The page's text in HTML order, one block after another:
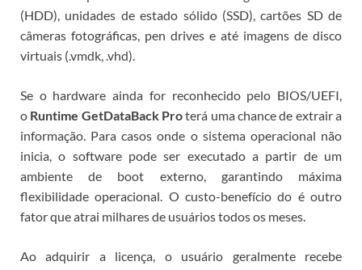
(HDD), unidades de estado sólido (SSD), cartões SD de
câmeras fotográficas, pen drives e até imagens de disco
virtuais (.vmdk, .vhd).
Se o hardware ainda for reconhecido pelo BIOS/UEFI,
o Runtime GetDataBack Proterá uma chance de extrair a
informação. Para casos onde o sistema operacional não
inicia, o software pode ser executado a partir de um
ambiente de boot externo, garantindo máxima
flexibilidade operacional. O custo-benefício do é outro
fator que atrai milhares de usuários todos os meses.
Ao adquirir a licença, o usuário geralmente recebe